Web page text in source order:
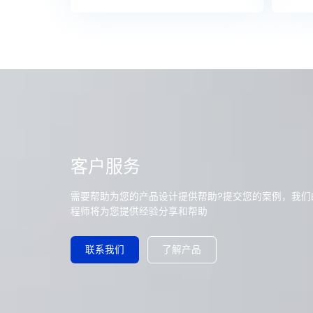
客户服务
需要帮助为您的产品设计提供帮助?提交您的案例，我
程师将为您提供经验分享和帮助
联系我们 了解产品